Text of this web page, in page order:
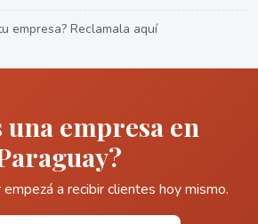
empresa? Reclamala aquí
una empresa en
a recibir clientes hoy mismo.